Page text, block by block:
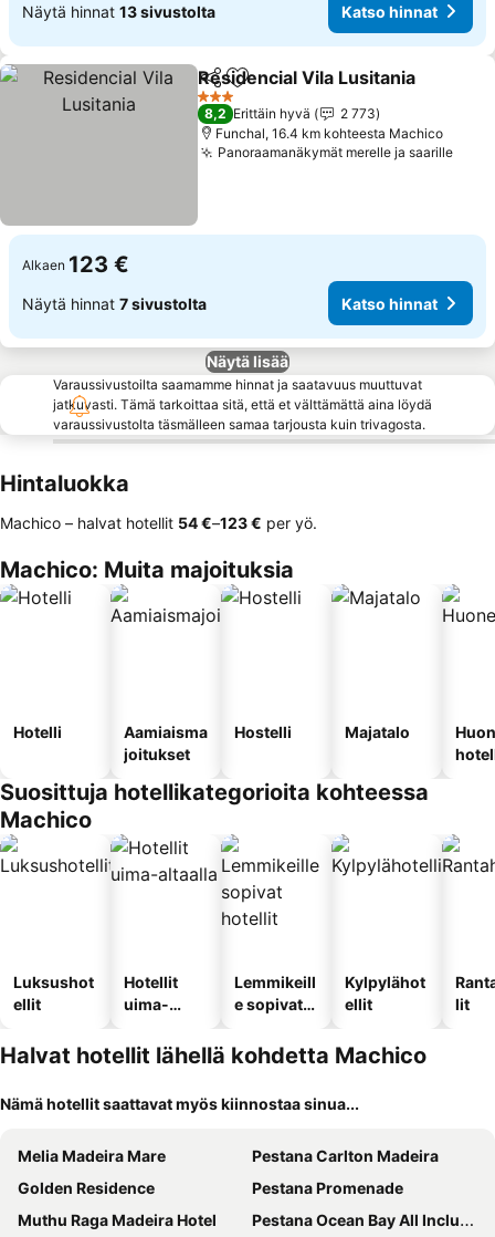
Näytä hinnat 13 sivustolta Katso hinnat
Jaa Lisää suosikkeihin
Residencial Vila Lusitania
3 Tähtiluokitus
8,2 Erittäin hyvä
2 773
Funchal, 16.4 km kohteesta Machico
Panoraamanäkymät merelle ja saarille
Alkaen 123 €
Näytä hinnat 7 sivustolta Katso hinnat
Näytä lisää
Varaussivustoilta saamamme hinnat ja saatavuus muuttuvat
jatkuvasti. Tämä tarkoittaa sitä, että et välttämättä aina löydä
varaussivustolta täsmälleen samaa tarjousta kuin trivagosta.
Hintaluokka
Machico – halvat hotellit ‎54 €–‎123 € per yö.
Machico: Muita majoituksia
Hotelli
Aamiaisma
joitukset
Hostelli Majatalo
Suosittuja hotellikategorioita kohteessa
Machico
Luksushot
ellit
Hotellit
uima-
Lemmikeill
e sopivat
Kylpylähot
ellit
lit
Halvat hotellit lähellä kohdetta Machico
Nämä hotellit saattavat myös kiinnostaa sinua...
Melia Madeira Mare
Pestana Carlton Madeira
Golden Residence
Pestana Promenade
Muthu Raga Madeira Hotel
Pestana Ocean Bay All Inclusive